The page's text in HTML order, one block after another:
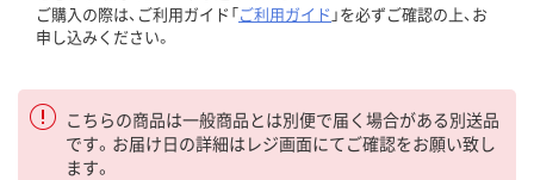
ご購入の際は、ご利用ガイド「ご利用ガイド 」を必ずご確認の上、お
申し込みください。
こちらの商品は一般商品とは別便で届く場合がある別送品
です。お届け日の詳細はレジ画面にてご確認をお願い致し
ます。